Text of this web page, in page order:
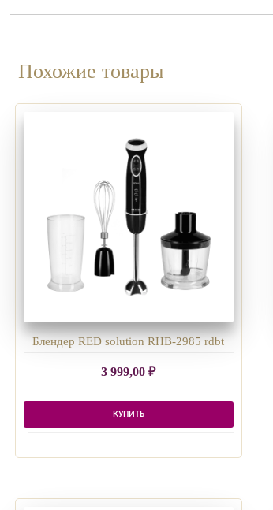
Похожие товары
Блендер RED solution RHB-2985 rdbt
3 999,00₽
КУПИТЬ